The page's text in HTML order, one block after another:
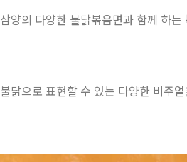
삼양의 다양한 불닭볶음면과 함께 하
불닭으로 표현할 수 있는 다양한 비주